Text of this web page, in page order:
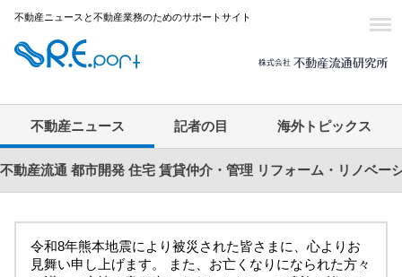
不動産ニュースと不動産業務のためのサポートサイト
不動産ニュース 記者の目 海外トピックス
不動産流通 都市開発 住宅 賃貸仲介・管理 リフォーム・リノベー
令和8年熊本地震により被災された皆さまに、心よりお
見舞い申し上げます。 また、お亡くなりになられた方々